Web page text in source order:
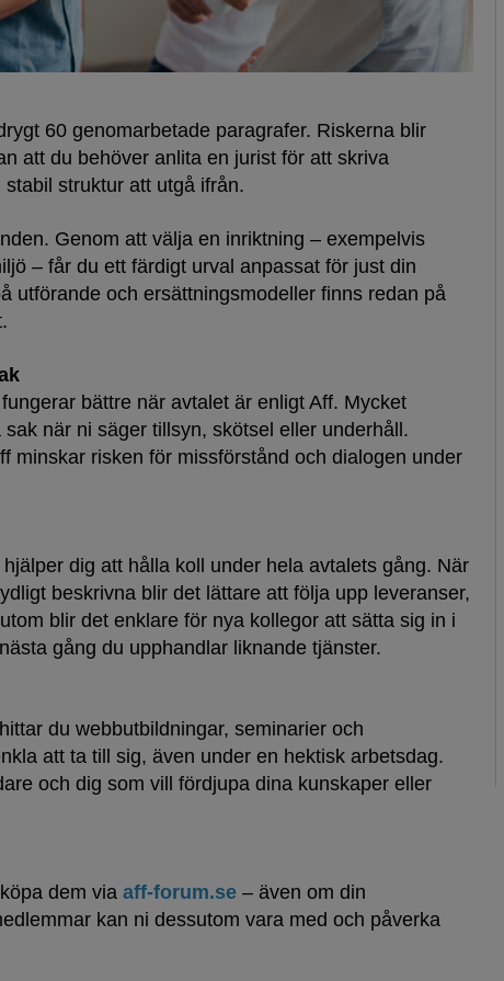
60 genomarbetade paragrafer. Riskerna blir
att du behöver anlita en jurist för att skriva
struktur att utgå ifrån.
Genom att välja en inriktning – exempelvis
– får du ett färdigt urval anpassat för just din
utförande och ersättningsmodeller finns redan på
bättre när avtalet är enligt Aff. Mycket
när ni säger tillsyn, skötsel eller underhåll.
minskar risken för missförstånd och dialogen under
dig att hålla koll under hela avtalets gång. När
beskrivna blir det lättare att följa upp leveranser,
blir det enklare för nya kollegor att sätta sig in i
gång du upphandlar liknande tjänster.
du webbutbildningar, seminarier och
att ta till sig, även under en hektisk arbetsdag.
och dig som vill fördjupa dina kunskaper eller
dem via aff-forum.se – även om din
kan ni dessutom vara med och påverka